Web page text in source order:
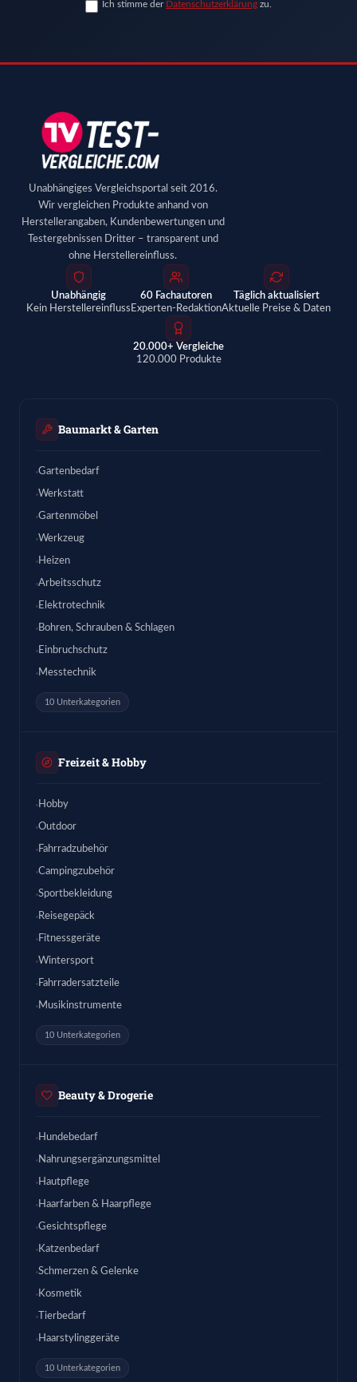
Ich stimme der Datenschutzerklärung zu.
Unabhängiges Vergleichsportal seit 2016.
Wir vergleichen Produkte anhand von
Herstellerangaben, Kundenbewertungen und
Testergebnissen Dritter – transparent und
ohne Herstellereinfluss.
Unabhängig
Kein Herstellereinfluss
60 Fachautoren
Experten-Redaktion
Täglich aktualisiert
Aktuelle Preise & Daten
20.000+ Vergleiche
120.000 Produkte
Baumarkt & Garten
Gartenbedarf
Werkstatt
Gartenmöbel
Werkzeug
Heizen
Arbeitsschutz
Elektrotechnik
Bohren, Schrauben & Schlagen
Einbruchschutz
Messtechnik
10 Unterkategorien
Freizeit & Hobby
Hobby
Outdoor
Fahrradzubehör
Campingzubehör
Sportbekleidung
Reisegepäck
Fitnessgeräte
Wintersport
Fahrradersatzteile
Musikinstrumente
10 Unterkategorien
Beauty & Drogerie
Hundebedarf
Nahrungsergänzungsmittel
Hautpflege
Haarfarben & Haarpflege
Gesichtspflege
Katzenbedarf
Schmerzen & Gelenke
Kosmetik
Tierbedarf
Haarstylinggeräte
10 Unterkategorien